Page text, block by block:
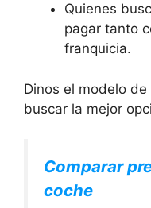
Quienes
pagar tanto
franquicia.
Dinos el modelo
buscar la mejor
Comparar
coche